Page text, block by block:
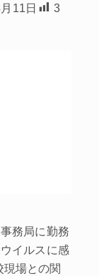
11日 3
務局に勤務
イルスに感
場との関